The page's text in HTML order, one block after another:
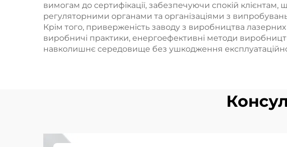
вимогам до сертифікації, забезпечуючи спокій
регуляторними органами та організаціями з
Крім того, приверженість заводу з виробництва лазерних
виробничі практики, енергоефективні методи
навколишнє середовище без ушкодження